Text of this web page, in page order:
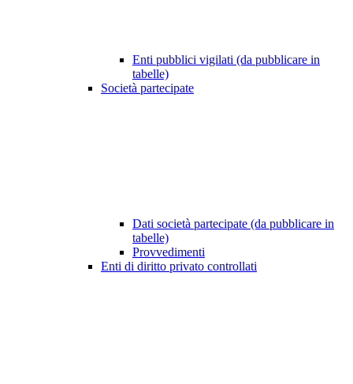
Enti pubblici vigilati (da pubblicare in
tabelle)
Società partecipate
Dati società partecipate (da pubblicare in
tabelle)
Provvedimenti
Enti di diritto privato controllati